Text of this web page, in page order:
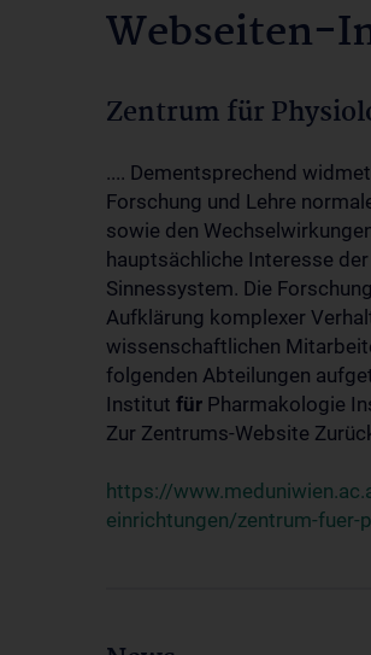
Webseiten-
Zentrum für
.... Dementsprechend
Forschung und Lehre
sowie den
hauptsächliche Interesse
Sinnessystem. Die
Aufklärung komplexer
wissenschaftlichen
folgenden Abteilungen
Institut für Pharmakologie
Zur Zentrums-Website
https://
einrichtungen/zentrum-